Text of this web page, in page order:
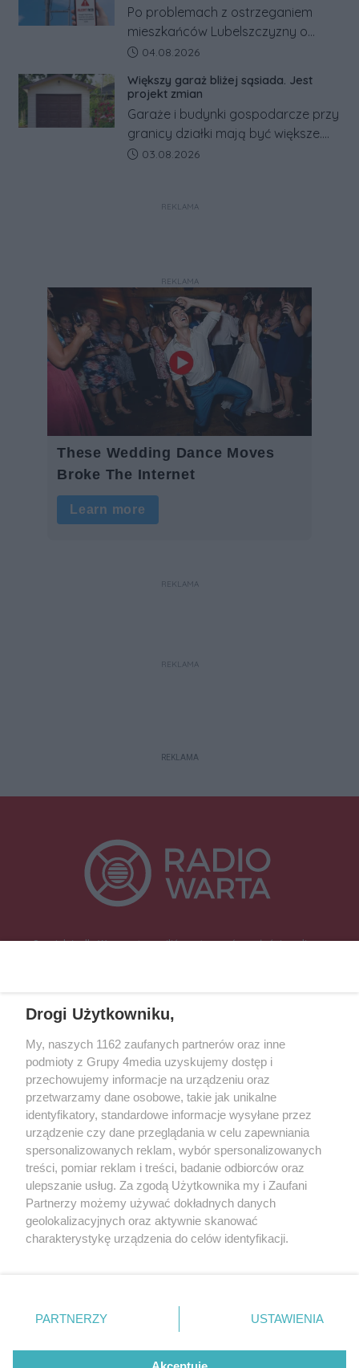
Po problemach z ostrzeganiem
mieszkańców Lubelszczyzny o
rosyjskim zagrożeniu rząd
alarmowych, alertów RCB i aplikacji
w jeden system.
Data dodania artykułu:
04.08.2026
Większy garaż bliżej sąsiada. Jest
projekt zmian
Garaże i budynki gospodarcze przy
granicy działki mają być większe.
Projekt zaostrza też zasady
Data dodania artykułu:
03.08.2026
REKLAMA
REKLAMA
REKLAMA
REKLAMA
REKLAMA
Specjalnie dla Was postanowiliśmy stworzyć rozgłośnię radiową
Śrem, Jarocin, Gniezno, Ostrów Wlkp.).
Kontakt Reklama Patronat
Dane firmowe
Regulamin serwisu i ogłoszeń drobnych
Regulamin konkursów
Polityka prywatności
Przetwarzanie danych osobowych
Zapisz się do newslettera
Dołącz do grona ludzi najlepiej poinformowanych!
Zapisz się »
Drogi Użytkowniku,
My, naszych 1162 zaufanych partnerów oraz inne
podmioty z Grupy 4media uzyskujemy dostęp i
przechowujemy informacje na urządzeniu oraz
przetwarzamy dane osobowe, takie jak unikalne
identyfikatory, standardowe informacje wysyłane przez
urządzenie czy dane przeglądania w celu zapewniania
spersonalizowanych reklam, wybór spersonalizowanych
treści, pomiar reklam i treści, badanie odbiorców oraz
ulepszanie usług. Za zgodą Użytkownika my i Zaufani
Partnerzy możemy używać dokładnych danych
geolokalizacyjnych oraz aktywnie skanować
charakterystykę urządzenia do celów identyfikacji.
zmienić/wycofać klikając przycisk ustawień prywatności
znajdujący się w lewym dolnym rogu strony
. Niektóre
użytkownika, ale masz prawo sprzeciwić się takiemu
PARTNERZY USTAWIENIA